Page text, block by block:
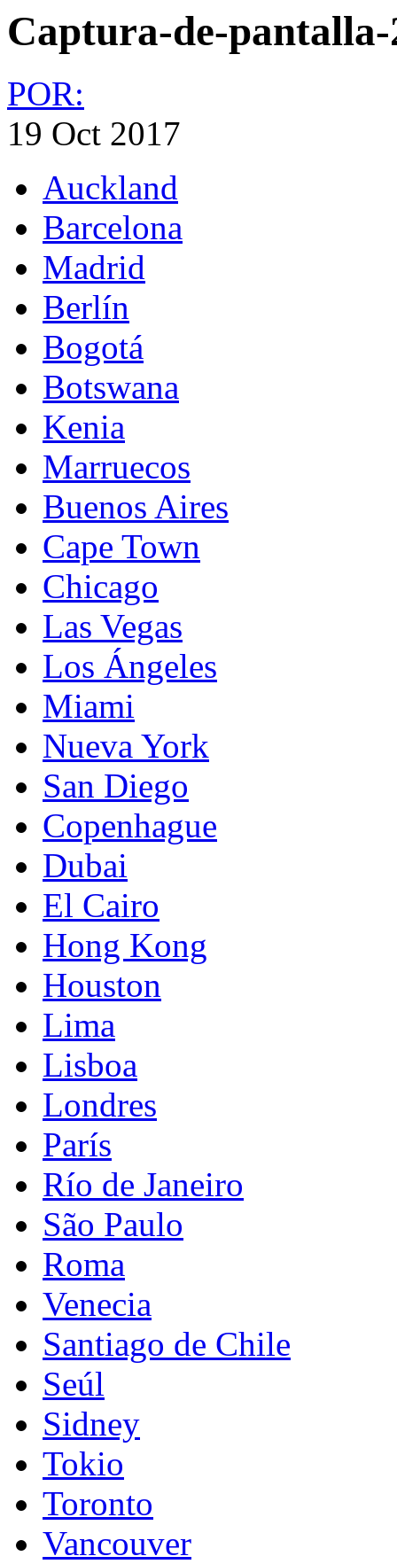
Captura-de-pantalla-
POR:
19 Oct 2017
Auckland
Barcelona
Madrid
Berlín
Bogotá
Botswana
Kenia
Marruecos
Buenos Aires
Cape Town
Chicago
Las Vegas
Los Ángeles
Miami
Nueva York
San Diego
Copenhague
Dubai
El Cairo
Hong Kong
Houston
Lima
Lisboa
Londres
París
Río de Janeiro
São Paulo
Roma
Venecia
Santiago de Chile
Seúl
Sidney
Tokio
Toronto
Vancouver